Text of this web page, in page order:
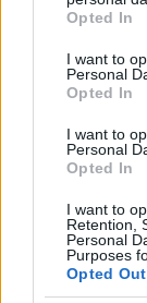
grant or deny
use your data
consent section.
Opted In
I want to
Personal
Opted In
I want to
Personal
Opted In
I want to
Retention,
Personal
Purposes
Opted Out
Όμιλος Φάις:
για 28,3 εκ.
Resort» στο
τέσσερα όμορα
20.04.2026 10:36